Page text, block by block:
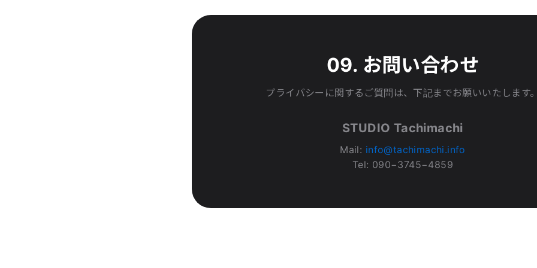
09. お問い合わせ
プライバシーに関するご質問は、下記までお願いいたします
STUDIO Tachimachi
Mail: info@tachimachi.info
Tel: 090−3745−4859